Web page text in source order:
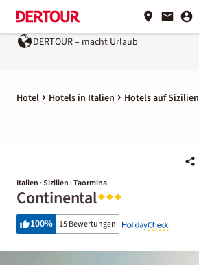
DERTOUR – macht Urlaub
Hotel Hotels in Italien Hotels auf Sizilien
Italien · Sizilien · Taormina
Continental
100% 15 Bewertungen